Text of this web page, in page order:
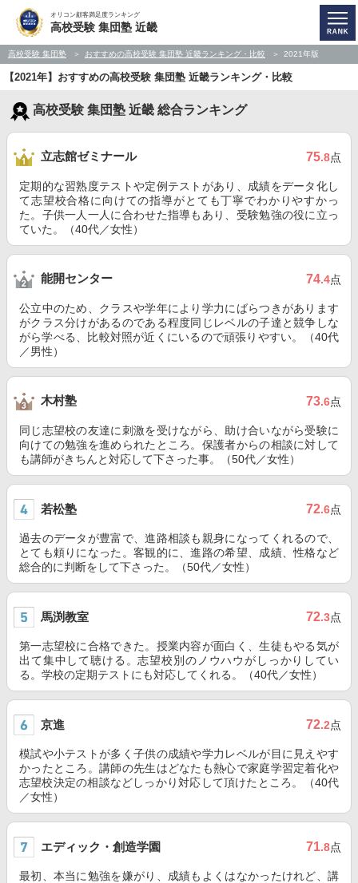
オリコン顧客満足度ランキング
高校受験 集団塾 近畿
高校受験 集団塾 おすすめの高校受験 集団塾 近畿ランキング・比較 2021年版
【2021年】おすすめの高校受験 集団塾 近畿ランキング・比較
高校受験 集団塾 近畿 総合ランキング
立志館ゼミナール 75.8点
定期的な習熟度テストや定例テストがあり、成績をデータ化し
て志望校合格に向けての指導がとても丁寧でわかりやすかっ
た。子供一人一人に合わせた指導もあり、受験勉強の役に立っ
ていた。（40代／女性）
能開センター 74.4点
公立中のため、クラスや学年により学力にばらつきがあります
がクラス分けがあるのである程度同じレベルの子達と競争しな
がら学べる、比較対照が近くにいるので頑張りやすい。（40代
／男性）
木村塾 73.6点
同じ志望校の友達に刺激を受けながら、助け合いながら受験に
向けての勉強を進められたところ。保護者からの相談に対して
も講師がきちんと対応して下さった事。（50代／女性）
若松塾 72.6点
過去のデータが豊富で、進路相談も親身になってくれるので、
とても頼りになった。客観的に、進路の希望、成績、性格など
総合的に判断をして下さった。（50代／女性）
馬渕教室 72.3点
第一志望校に合格できた。授業内容が面白く、生徒もやる気が
出て集中して聴ける。志望校別のノウハウがしっかりしてい
る。学校の定期テストにも対応してくれる。（40代／女性）
京進 72.2点
模試や小テストが多く子供の成績や学力レベルが目に見えやす
かったところ。講師の先生はどなたも熱心で家庭学習定着化や
志望校決定の相談などしっかり対応して頂けたところ。（40代
／女性）
エディック・創造学園 71.8点
最初、本当に勉強を嫌がり、成績もよくはなかったけれど、講